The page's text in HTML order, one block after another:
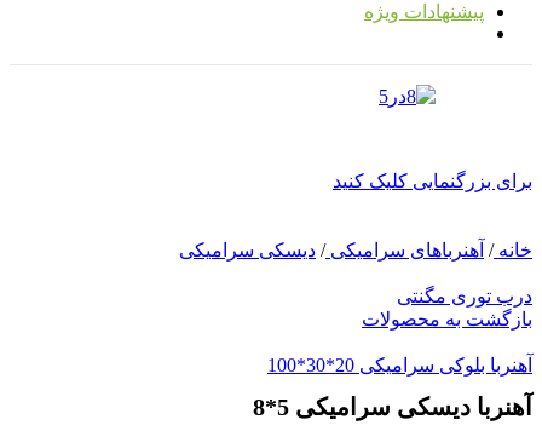
پیشنهادات ویژه
برای بزرگنمایی کلیک کنید
خانه/ آهنرباهای سرامیکی/ دیسکی سرامیکی
درب توری مگنتی
بازگشت به محصولات
آهنربا بلوکی سرامیکی 20*30*100
آهنربا دیسکی سرامیکی 5*8